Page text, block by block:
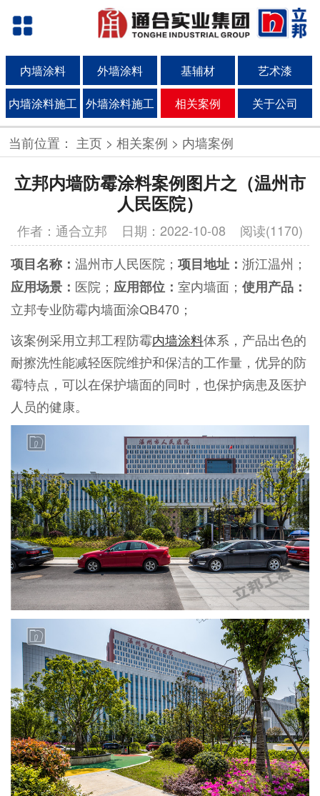
内墙涂料 外墙涂料 基辅材 艺术漆
内墙涂料施工 外墙涂料施工 相关案例 关于公司
当前位置： 主页> 相关案例 > 内墙案例
立邦内墙防霉涂料案例图片之（温州市
人民医院）
作者：通合立邦 日期：2022-10-08 阅读(1170)
项目名称： 温州市人民医院； 项目地址： 浙江温州；
应用场景： 医院； 应用部位： 室内墙面； 使用产品：
立邦专业防霉内墙面涂QB470 ；
该案例采用立邦工程防霉内墙涂料体系，产品出色的
耐擦洗性能减轻医院维护和保洁的工作量，优异的防
霉特点，可以在保护墙面的同时，也保护病患及医护
人员的健康。